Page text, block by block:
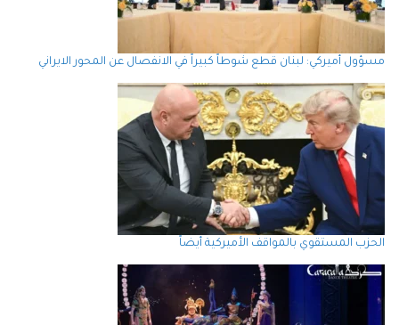
مسؤول أميركي: لبنان قطع شوطاً كبيراً في الانفصال عن المحور الايراني
الحزب المستقوي بالمواقف الأميركية أيضاً